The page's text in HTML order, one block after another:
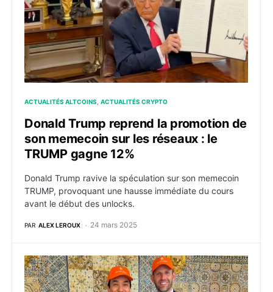
ACTUALITÉS ALTCOINS ACTUALITÉS CRYPTO
Donald Trump reprend la promotion de
son memecoin sur les réseaux : le
TRUMP gagne 12%
Donald Trump ravive la spéculation sur son memecoin
TRUMP, provoquant une hausse immédiate du cours
avant le début des unlocks.
PAR ALEX LEROUX 24 mars 2025
BTC : Metaplanet recrute Eric Trump en tant que